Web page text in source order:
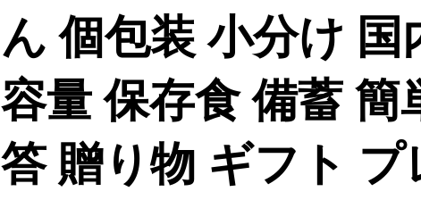
ん 個包装 小分け 国
容量 保存食 備蓄 簡
答 贈り物 ギフト プ